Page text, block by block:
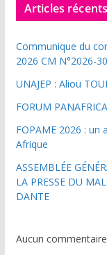
Articles récents
Communique du
2026 CM N°2026-
UNAJEP : Aliou
FORUM
FOPAME 2026 : un
Afrique
ASSEMBLÉE
LA PRESSE DU
DANTE
Aucun